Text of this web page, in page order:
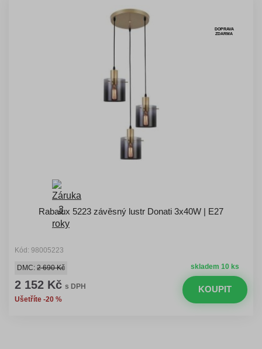
DOPRAVA
ZDARMA
Rabalux 5223 závěsný lustr Donati 3x40W | E27
Kód: 98005223
skladem 10 ks
DMC: 2 690 Kč
2 152 Kč s DPH
Ušetříte -20 %
KOUPIT